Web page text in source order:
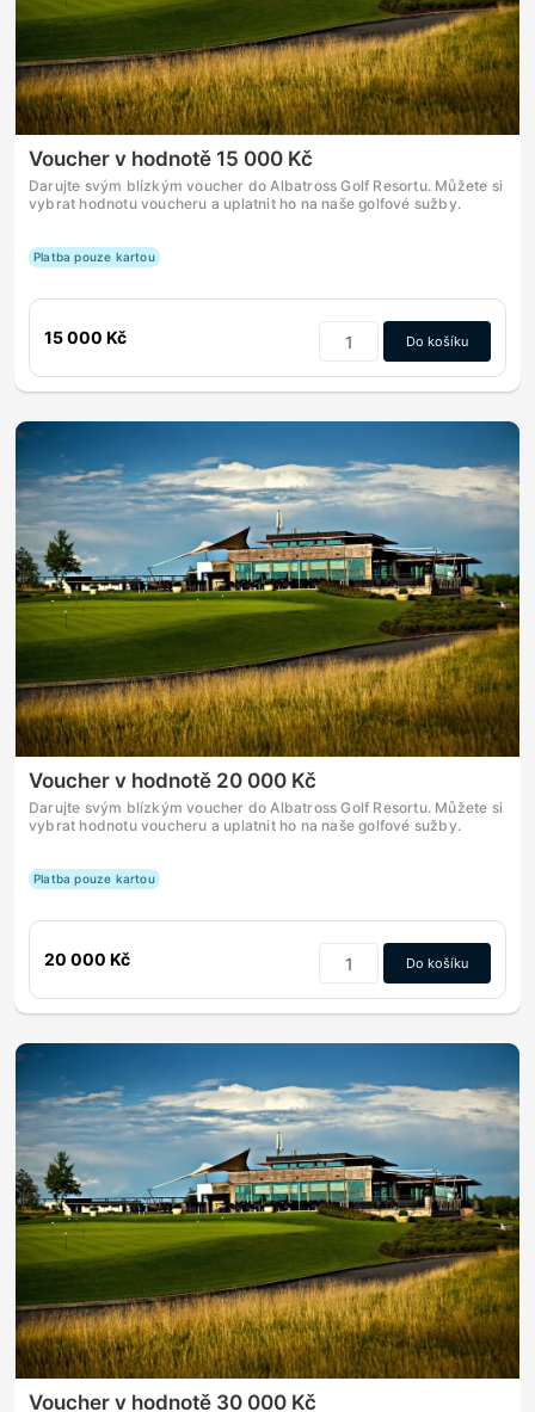
Voucher v hodnotě 15 000 Kč
Darujte svým blízkým voucher do Albatross Golf Resortu. Můžete si
vybrat hodnotu voucheru a uplatnit ho na naše golfové sužby.
Platba pouze kartou
15 000 Kč Do košíku
Voucher v hodnotě 20 000 Kč
Darujte svým blízkým voucher do Albatross Golf Resortu. Můžete si
vybrat hodnotu voucheru a uplatnit ho na naše golfové sužby.
Platba pouze kartou
20 000 Kč Do košíku
Voucher v hodnotě 30 000 Kč